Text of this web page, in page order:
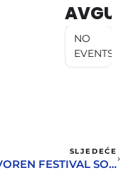
AVGUST
NO
EVENTS
SLJEDEĆE
OTVOREN FESTIVAL SOLO PJEVANJA ”BRUNA ŠPILER”